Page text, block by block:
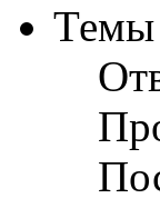
Темы